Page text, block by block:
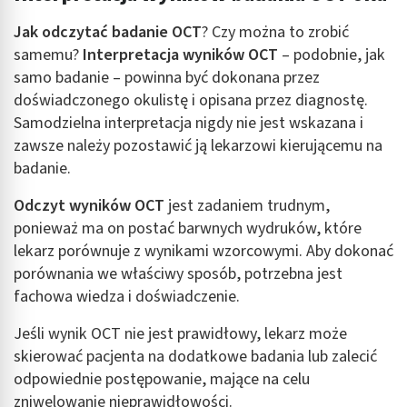
Jak odczytać badanie OCT? Czy można to zrobić
samemu? Interpretacja wyników OCT – podobnie, jak
samo badanie – powinna być dokonana przez
doświadczonego okulistę i opisana przez diagnostę.
Samodzielna interpretacja nigdy nie jest wskazana i
zawsze należy pozostawić ją lekarzowi kierującemu na
badanie.
Odczyt wyników OCT jest zadaniem trudnym,
ponieważ ma on postać barwnych wydruków, które
lekarz porównuje z wynikami wzorcowymi. Aby dokonać
porównania we właściwy sposób, potrzebna jest
fachowa wiedza i doświadczenie.
Jeśli wynik OCT nie jest prawidłowy, lekarz może
skierować pacjenta na dodatkowe badania lub zalecić
odpowiednie postępowanie, mające na celu
zniwelowanie nieprawidłowości.
Identyfikowanie urządzeń na podstawie
aktywnie żądanych informacji
Cele przetwarzania inne niż IAB:
Niezbędne
Wydajność (Performance)
Reklama / śledzenie